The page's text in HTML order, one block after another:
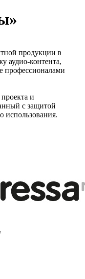
продукции в
аудио-контента,
профессионалами
и
с защитой
использования.